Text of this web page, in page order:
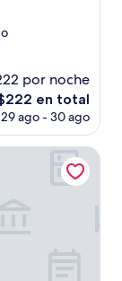
por noche
precio
en total
29 ago - 30 ago